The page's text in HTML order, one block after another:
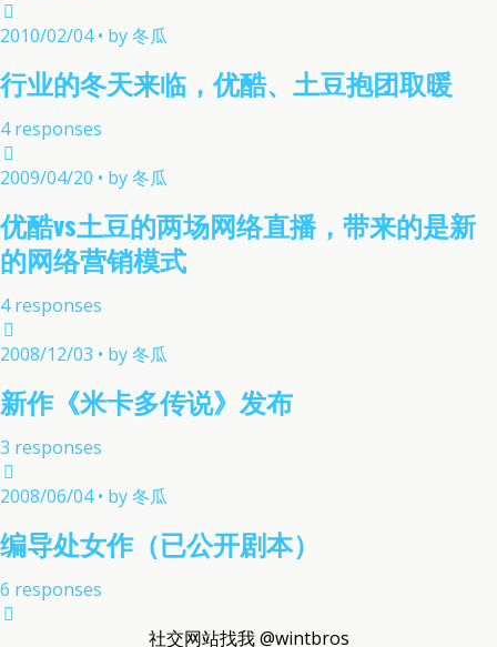
2010/02/04 • by 冬瓜
行业的冬天来临，优酷、土豆抱团取暖
4 responses
2009/04/20 • by 冬瓜
优酷vs土豆的两场网络直播，带来的是新
的网络营销模式
4 responses
2008/12/03 • by 冬瓜
新作《米卡多传说》发布
3 responses
2008/06/04 • by 冬瓜
编导处女作（已公开剧本）
6 responses
社交网站找我 @wintbros